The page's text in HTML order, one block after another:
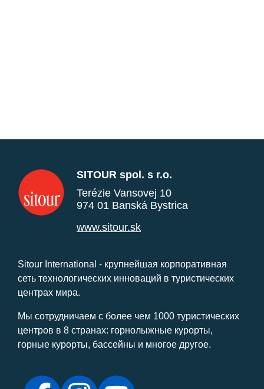
SITOUR spol. s r.o.
Terézie Vansovej 10
974 01 Banská Bystrica
www.sitour.sk
Sitour International - крупнейшая корпоративная
сеть технологических инноваций в туристических
центрах мира.
Мы сотрудничаем с более чем 1000 туристических
центров в 8 странах: горнолыжные курорты,
горные курорты, бассейны и многое другое.